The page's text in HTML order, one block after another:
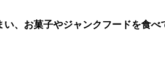
、お菓子やジャンクフードを食べ